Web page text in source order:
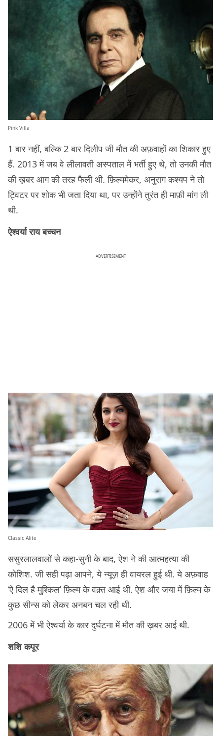
Pink Villa
1 बार नहीं, बल्कि 2 बार दिलीप जी मौत की अफ़वाहों का शिकार हुए
हैं. 2013 में जब वे लीलावती अस्पताल में भर्ती हुए थे, तो उनकी मौत
की ख़बर आग की तरह फैली थी. फ़िल्ममेकर, अनुराग कश्यप ने तो
ट्विटर पर शोक भी जता दिया था, पर उन्होंने तुरंत ही माफ़ी मांग ली
थी.
ऐश्वर्या राय बच्चन
ADVERTISEMENT
Classic Alite
ससुरलालवालों से कहा-सुनी के बाद, ऐश ने की आत्महत्या की
कोशिश. जी सही पढ़ा आपने, ये न्यूज़ ही वायरल हुई थी. ये अफ़वाह
‘ऐ दिल है मुश्किल’ फ़िल्म के वक़्त आई थी. ऐश और जया में फ़िल्म के
कुछ सीन्स को लेकर अनबन चल रही थी.
2006 में भी ऐश्वर्या के कार दुर्घटना में मौत की ख़बर आई थी.
शशि कपूर